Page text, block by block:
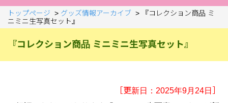
トップページ > グッズ情報アーカイブ >
『コレクション商品 ミ
ニミニ生写真セット』
『コレクション商品 ミニミニ生写真セット』
［更新日：2025年9月24日］